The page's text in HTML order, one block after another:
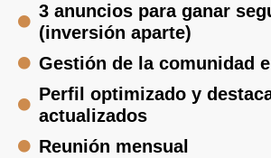
3 anuncios para ganar
(inversión aparte)
Gestión de la comunidad
Perfil optimizado y
actualizados
Reunión mensual